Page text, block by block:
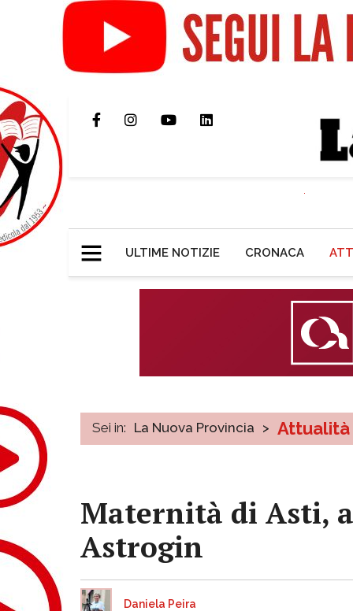
ULTIME NOTIZIE CRONACA
Sei in: La Nuova Provincia > Attualità
Maternità di Asti,
Astrogin
Daniela Peira